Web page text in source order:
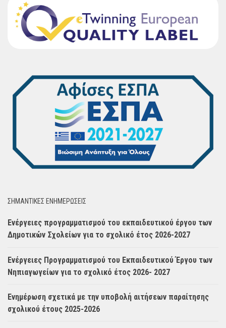
ΣΗΜΑΝΤΙΚΈΣ ΕΝΗΜΈΡΩΣΕΙΣ
Ενέργειες προγραμματισμού του εκπαιδευτικού έργου των
Δημοτικών Σχολείων για το σχολικό έτος 2026-2027
Ενέργειες Προγραμματισμού του Εκπαιδευτικού Έργου των
Νηπιαγωγείων για το σχολικό έτος 2026- 2027
Ενημέρωση σχετικά με την υποβολή αιτήσεων παραίτησης
σχολικού έτους 2025-2026